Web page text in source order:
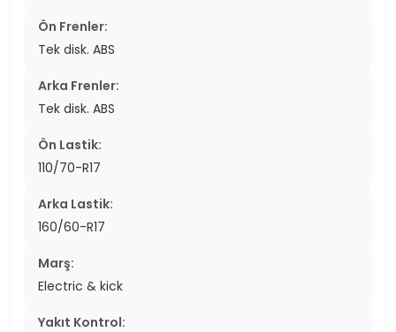
Ön Frenler:
Tek disk. ABS
Arka Frenler:
Tek disk. ABS
Ön Lastik:
110/70-R17
Arka Lastik:
160/60-R17
Marş:
Electric & kick
Yakıt Kontrol: